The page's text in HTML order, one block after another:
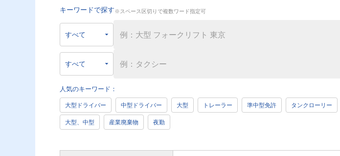
キーワードで探す※スペース区切りで複数ワード指定可
人気のキーワード：
大型ドライバー 中型ドライバー 大型 トレーラー 準中型免許 タンクローリー
大型、中型 産業廃棄物 夜勤